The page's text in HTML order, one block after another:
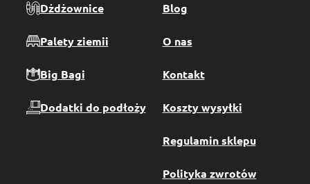
Dżdżownice
Palety ziemii
Big Bagi
Dodatki do podłoży
Blog
O nas
Kontakt
Koszty wysyłki
Regulamin sklepu
Polityka zwrotów